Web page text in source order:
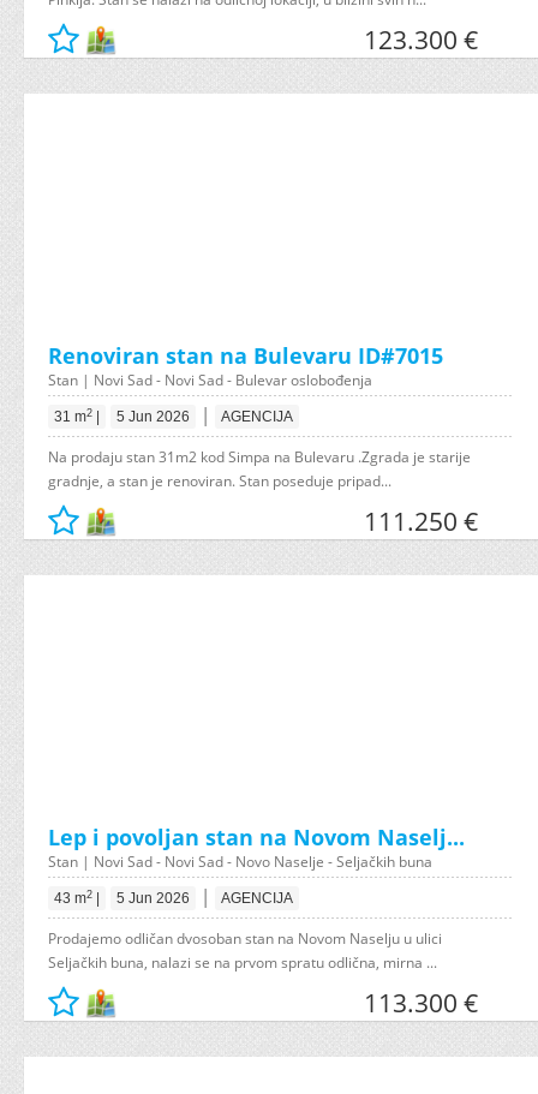
123.300 €
Renoviran stan na Bulevaru ID#7015
Stan | Novi Sad - Novi Sad - Bulevar oslobođenja
31 m2 5 Jun 2026 | AGENCIJA
Na prodaju stan 31m2 kod Simpa na Bulevaru .Zgrada je starije
gradnje, a stan je renoviran. Stan poseduje pripad...
111.250 €
Lep i povoljan stan na Novom Naselj...
Stan | Novi Sad - Novi Sad - Novo Naselje - Seljačkih buna
43 m2 5 Jun 2026 | AGENCIJA
Prodajemo odličan dvosoban stan na Novom Naselju u ulici
Seljačkih buna, nalazi se na prvom spratu odlična, mirna ...
113.300 €